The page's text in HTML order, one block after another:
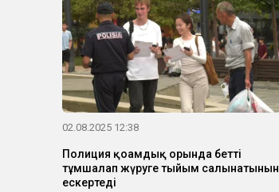
02.08.2025 12:38
Полиция қоғамдық орында бетті
тұмшалап жүруге тыйым салынатынын
ескертеді